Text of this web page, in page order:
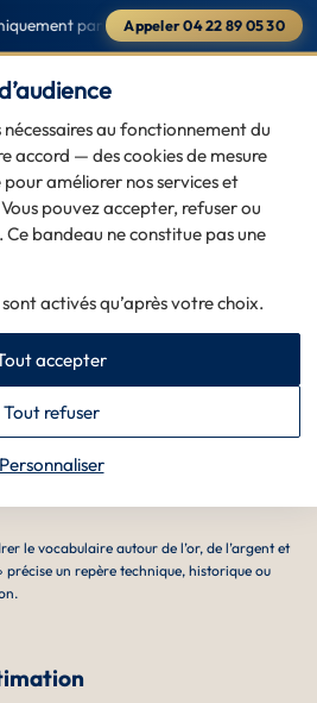
nécessaires au fonctionnement du
accord — des cookies de mesure
améliorer nos services et
pouvez accepter, refuser ou
bandeau ne constitue pas une
activés qu’après votre choix.
accepter
Tout refuser
Personnaliser
par téléphone au04 22 89 05 30
— du 1er au 23 août, rendez-
Appeler 04 22 89 05 30
PRENDRE RDV
>Titre d’une pièce
et repères
pour cadrer le vocabulaire
et des pièces : « Titre d’une
technique, historique ou
le vocabulaire autour de l’or, de l’argent et
précise un repère technique, historique ou